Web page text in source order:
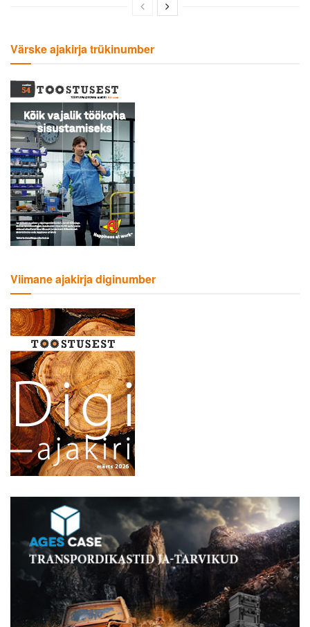
Värske ajakirja trükinumber
Viimane ajakirja diginumber